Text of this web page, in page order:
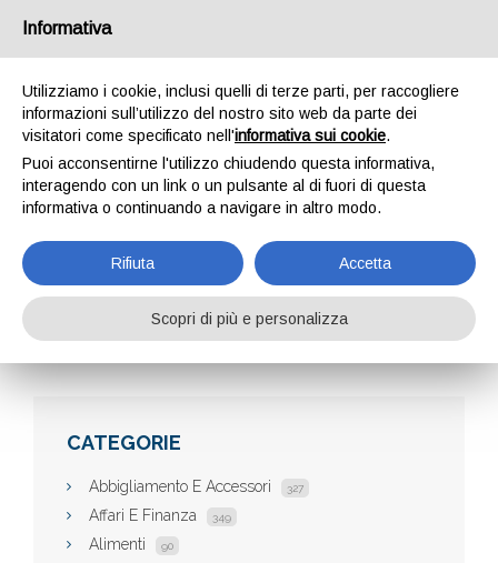
CATASYNC
Aziende CataSync
CATEGORIE
Abbigliamento E Accessori 327
Affari E Finanza 349
Alimenti 90
Informativa
Utilizziamo i cookie, inclusi quelli di terze parti, per raccogliere
informazioni sull’utilizzo del nostro sito web da parte dei
visitatori come specificato nell'informativa sui cookie.
Puoi acconsentirne l'utilizzo chiudendo questa informativa,
interagendo con un link o un pulsante al di fuori di questa
informativa o continuando a navigare in altro modo.
Rifiuta Accetta
Scopri di più e personalizza